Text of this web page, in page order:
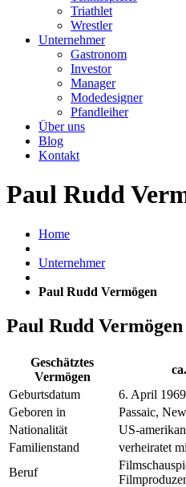
Triathlet
Wrestler
Unternehmer
Gastronom
Investor
Manager
Modedesigner
Pfandleiher
Über uns
Blog
Kontakt
Paul Rudd
Home
Unternehmer
Paul Rudd Vermögen
Paul Rudd Vermögen
Geschätztes
Vermögen
Geburtsdatum
6. April 1969
Geboren in
Passaic,
Nationalität
US-
Familienstand
verheiratet
Beruf